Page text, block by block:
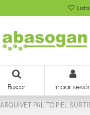
Buscar Iniciar
ARQUIVET PALITO PIEL